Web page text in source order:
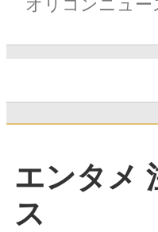
オリコンニュー
エンタメ
ス